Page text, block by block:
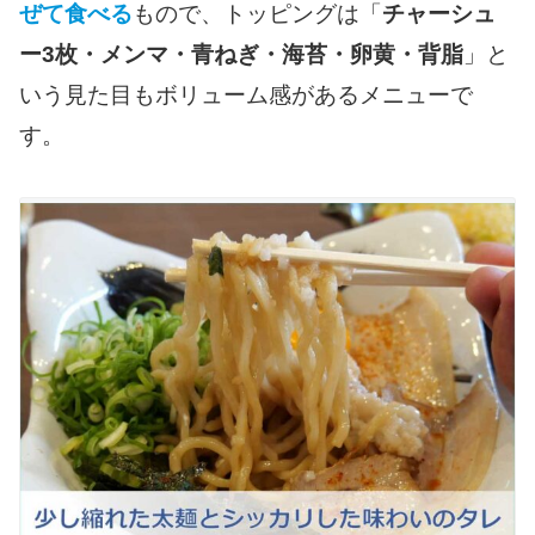
ぜて食べるもので、トッピングは「チャーシュ
ー3枚・メンマ・青ねぎ・海苔・卵黄・背脂 」と
いう見た目もボリューム感があるメニューで
す。